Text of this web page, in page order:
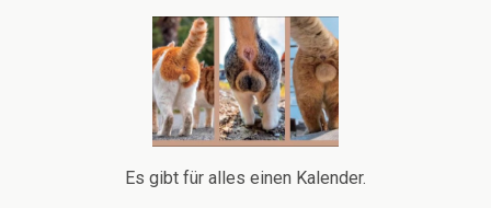
Es gibt für alles einen Kalender.